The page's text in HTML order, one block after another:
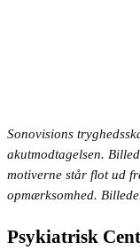
Sonovisions
akutmodtagelsen.
motiverne står flot ud
opmærksomhed.
Psykiatrisk